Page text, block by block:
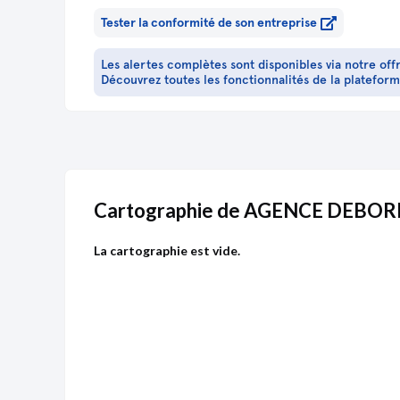
Tester la conformité de son entreprise
Les alertes complètes sont disponibles via notre
Découvrez toutes les fonctionnalités de la
Cartographie de AGENCE
La cartographie est vide.